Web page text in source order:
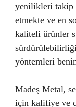
yenilikleri takip
etmekte ve en
kaliteli ürünler
yöntemleri
Madeş Metal,
için kalifiye ve